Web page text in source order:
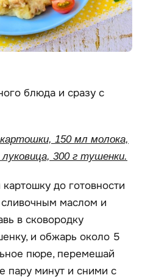
блюда и сразу с
картошки, 150 мл молока,
300 г тушенки.
до готовности
маслом и
в сковородку
и обжарь около 5
пюре, перемешай
пару минут и сними с